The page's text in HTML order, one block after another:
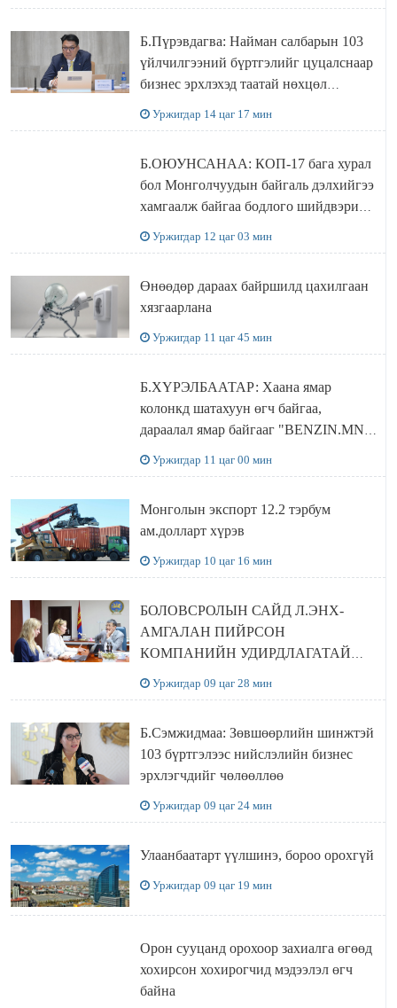
Б.Пүрэвдагва: Найман салбарын 103
үйлчилгээний бүртгэлийг цуцалснаар
бизнес эрхлэхэд таатай нөхцөл
Уржигдар 14 цаг 17 мин
Б.ОЮУНСАНАА: КОП-17 бага хурал
бол Монголчуудын байгаль дэлхийгээ
хамгаалж байгаа бодлого шийдвэрийг
Уржигдар 12 цаг 03 мин
Өнөөдөр дараах байршилд цахилгаан
хязгаарлана
Уржигдар 11 цаг 45 мин
Б.ХҮРЭЛБААТАР: Хаана ямар
колонкд шатахуун өгч байгаа,
дараалал ямар байгааг "BENZIN.MN”
Уржигдар 11 цаг 00 мин
Монголын экспорт 12.2 тэрбум
ам.долларт хүрэв
Уржигдар 10 цаг 16 мин
БОЛОВСРОЛЫН САЙД Л.ЭНХ-
АМГАЛАН ПИЙРСОН
КОМПАНИЙН УДИРДЛАГАТАЙ
Уржигдар 09 цаг 28 мин
Б.Сэмжидмаа: Зөвшөөрлийн шинжтэй
103 бүртгэлээс нийслэлийн бизнес
эрхлэгчдийг чөлөөллөө
Уржигдар 09 цаг 24 мин
Улаанбаатарт үүлшинэ, бороо орохгүй
Уржигдар 09 цаг 19 мин
Орон сууцанд орохоор захиалга өгөөд
хохирсон хохирогчид мэдээлэл өгч
байна